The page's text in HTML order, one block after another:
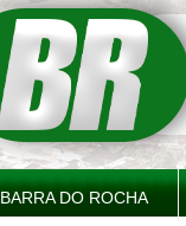
BARRA DO ROCHA